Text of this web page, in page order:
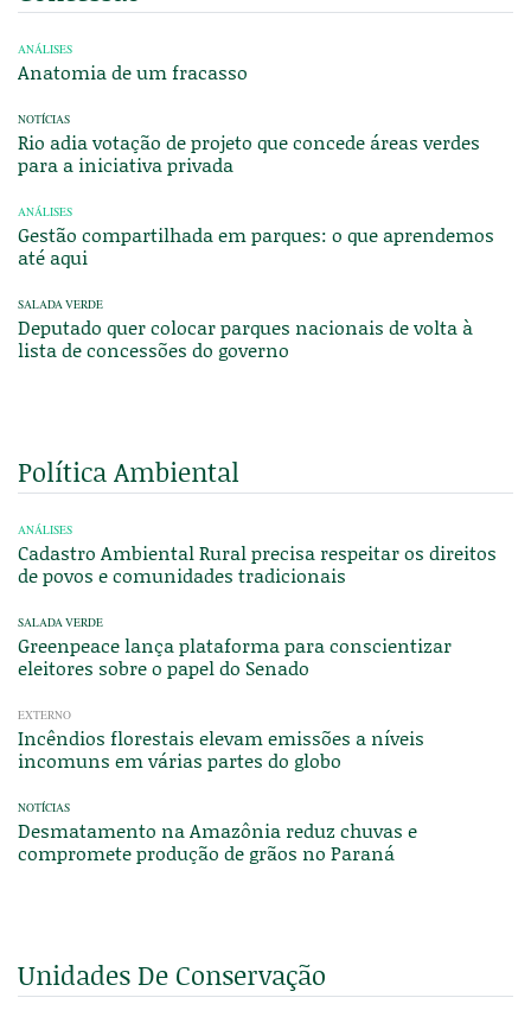
ANÁLISES
Anatomia de um fracasso
NOTÍCIAS
Rio adia votação de projeto que concede áreas verdes
para a iniciativa privada
ANÁLISES
Gestão compartilhada em parques: o que aprendemos
até aqui
SALADA VERDE
Deputado quer colocar parques nacionais de volta à
lista de concessões do governo
Política Ambiental
ANÁLISES
Cadastro Ambiental Rural precisa respeitar os direitos
de povos e comunidades tradicionais
SALADA VERDE
Greenpeace lança plataforma para conscientizar
eleitores sobre o papel do Senado
EXTERNO
Incêndios florestais elevam emissões a níveis
incomuns em várias partes do globo
NOTÍCIAS
Desmatamento na Amazônia reduz chuvas e
compromete produção de grãos no Paraná
Unidades De Conservação